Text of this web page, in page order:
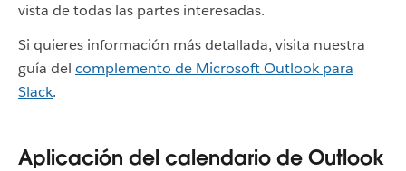
vista de todas las partes interesadas.
Si quieres información más detallada, visita nuestra
guía del complemento de Microsoft Outlook para
Slack.
Aplicación del calendario de Outlook